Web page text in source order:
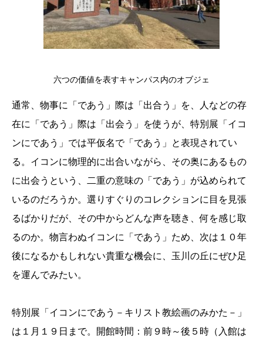
六つの価値を表すキャンパス内のオブジェ
通常、物事に「であう」際は「出合う」を、人などの存
在に「であう」際は「出会う」を使うが、特別展「イコ
ンにであう」では平仮名で「であう」と表現されてい
る。イコンに物理的に出合いながら、その奥にあるもの
に出会うという、二重の意味の「であう」が込められて
いるのだろうか。選りすぐりのコレクションに目を見張
るばかりだが、その中からどんな声を聴き、何を感じ取
るのか。物言わぬイコンに「であう」ため、次は１０年
後になるかもしれない貴重な機会に、玉川の丘にぜひ足
を運んでみたい。
特別展「イコンにであう－キリスト教絵画のみかた－」
は１月１９日まで。開館時間：前９時～後５時（入館は